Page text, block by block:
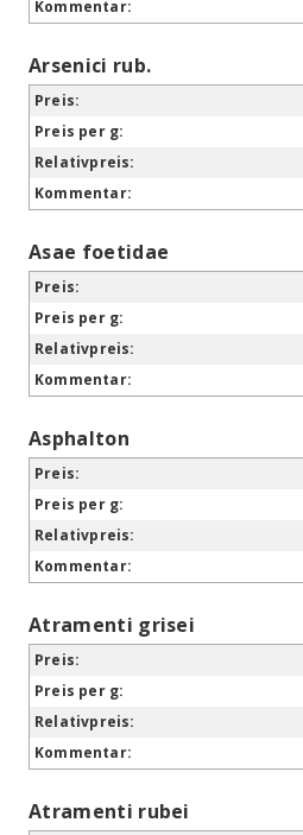
Arsenici rub.
Asae foetidae
Asphalton
Atramenti grisei
Atramenti rubei